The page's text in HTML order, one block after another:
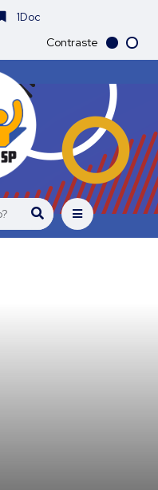
1Doc
Contraste